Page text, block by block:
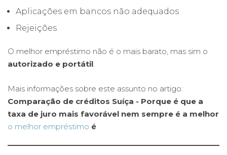
Aplicações em bancos não adequados
Rejeições
O melhor empréstimo não é o mais barato, mas sim o
autorizado e portátil
Mais informações sobre este assunto no artigo:
Comparação de créditos Suíça - Porque é que a
taxa de juro mais favorável nem sempre é a melhor
o melhor empréstimo é